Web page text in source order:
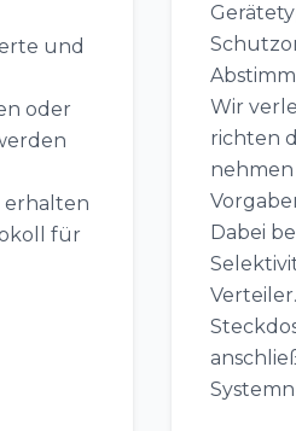
und
oder
erhalten
für
Wir
richten
nehmen
Dabei